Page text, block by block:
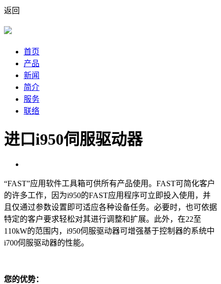
返回
首页
产品
新闻
简介
服务
联络
进口i950伺服驱动器
“FAST”应用软件工具箱可供所有产品使用。FAST可简化客户
的许多工作，因为i950的FAST应用程序可立即投入使用，并
且仅通过参数设置即可适应各种设备任务。必要时，也可依据
特定的客户要求轻松对其进行调整和扩展。此外，在22至
110kW的范围内，i950伺服驱动器可增强基于控制器的系统中
i700伺服驱动器的性能。
您的优势：